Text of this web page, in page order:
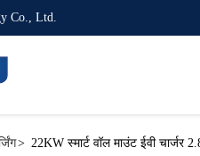
Co., Ltd.
> 22KW स्मार्ट वॉल माउंट ईवी